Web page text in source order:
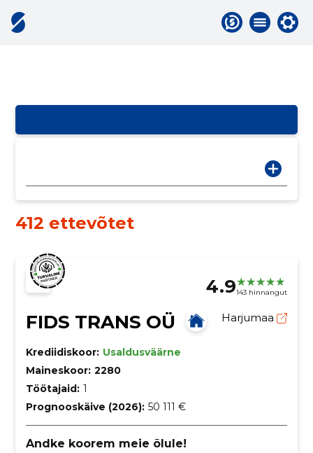
412 ettevõtet
4.9143 hinnangut
FIDS TRANS OÜ Harjumaa
Krediidiskoor: Usaldusväärne
Maineskoor: 2280
Töötajaid: 1
Prognooskäive (2026): 50 111 €
Andke koorem meie õlule!